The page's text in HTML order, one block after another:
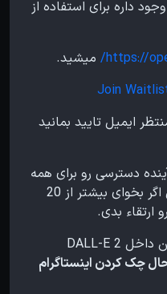
داره برای استفاده از
https:// میشید.
Join
ایمیل تایید بمانید
دسترسی رو برای همه
آزاد کنند ولی با محدودیت یعنی اگر بخوای بیشتر از 20
ارتقاء بدی.
اینم نتیجه یکی از جملاتی که من داخل DALL-E 2
چک کردن اینستاگرام